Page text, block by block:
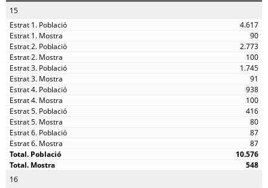
15
4.617
90
2.773
100
1.745
91
938
100
416
80
87
87
10.576
548
16